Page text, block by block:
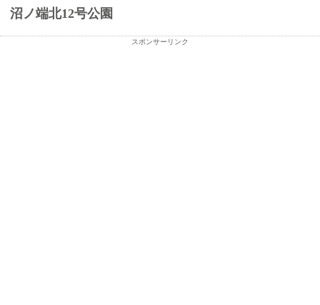
沼ノ端北12号公園
スポンサーリンク